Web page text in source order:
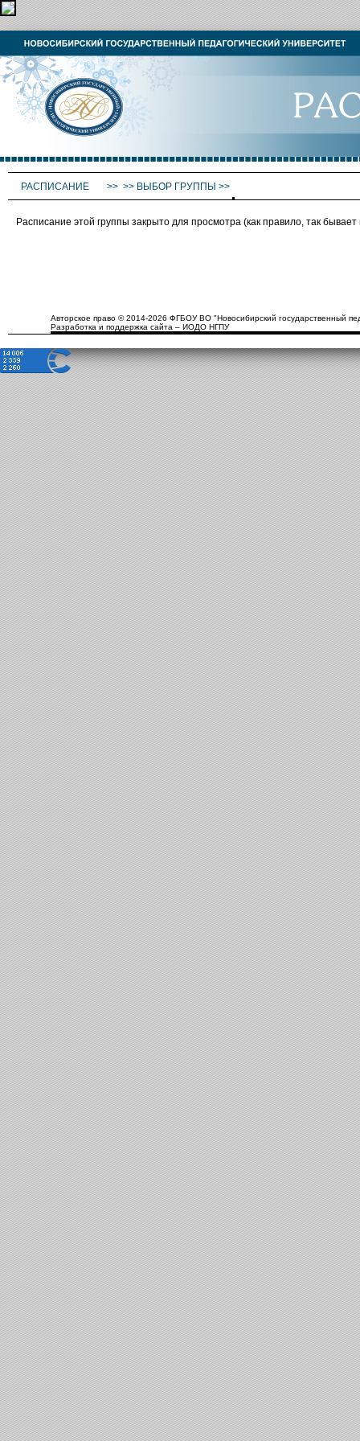
РАСПИСАНИЕ >> >> ВЫБОР ГРУППЫ >>
Расписание этой группы закрыто для просмотра (как правило, так
Авторское право © 2014-2026 ФГБОУ ВО "Новосибирский государственный
Разработка и поддержка сайта – ИОДО НГПУ